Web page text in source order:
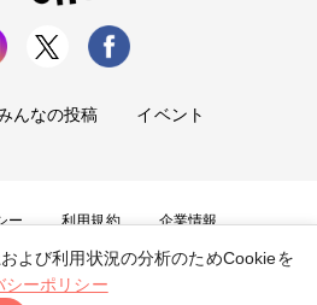
んなの投稿 イベント
ー 利用規約 企業情報
お問い合わせ
よび利用状況の分析のためCookieを
シーポリシー